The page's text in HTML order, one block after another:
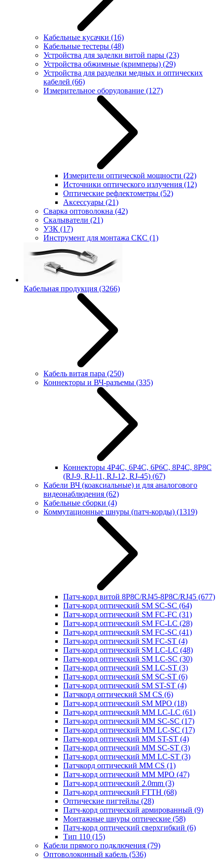
Кабельные кусачки (16)
Кабельные тестеры (48)
Устройства для заделки витой пары (23)
Устройства обжимные (кримперы) (29)
Устройства для разделки медных и оптических
кабелей (66)
Измерительное оборудование (127)
Измерители оптической мощности (22)
Источники оптического излучения (12)
Оптические рефлектометры (52)
Аксессуары (21)
Сварка оптоволокна (42)
Скалыватели (21)
УЗК (17)
Инструмент для монтажа СКС (1)
Кабельная продукция (3266)
Кабель витая пара (250)
Коннекторы и ВЧ-разъемы (335)
Коннекторы 4P4C, 6P4C, 6P6C, 8P4C, 8P8C
(RJ-9, RJ-11, RJ-12, RJ-45) (67)
Кабели ВЧ (коаксиальные) и для аналогового
видеонаблюдения (62)
Кабельные сборки (4)
Коммутационные шнуры (патч-корды) (1319)
Патч-корд витой 8P8C/RJ45-8P8C/RJ45 (677)
Патч-корд оптический SM SC-SC (64)
Патч-корд оптический SM FC-FC (31)
Патч-корд оптический SM FC-LC (28)
Патч-корд оптический SM FC-SC (41)
Патч-корд оптический SM FC-ST (4)
Патч-корд оптический SM LC-LC (48)
Патч-корд оптический SM LC-SC (30)
Патч-корд оптический SM LC-ST (3)
Патч-корд оптический SM SC-ST (6)
Патч-корд оптический SM ST-ST (4)
Патчкорд оптический SM CS (6)
Патч-корд оптический SM MPO (18)
Патч-корд оптический MM LC-LC (61)
Патч-корд оптический MM SC-SC (17)
Патч-корд оптический MM LC-SC (17)
Патч-корд оптический MM ST-ST (4)
Патч-корд оптический MM SC-ST (3)
Патч-корд оптический MM LC-ST (3)
Патчкорд оптический MM CS (1)
Патч-корд оптический MM MPO (47)
Патч-корд оптический 2.0mm (3)
Патч-корд оптический FTTH (68)
Оптические пигтейлы (28)
Патч-корд оптический армированный (9)
Монтажные шнуры оптические (58)
Патч-корд оптический сверхгибкий (6)
Тип 110 (15)
Кабели прямого подключения (79)
Оптоволоконный кабель (536)